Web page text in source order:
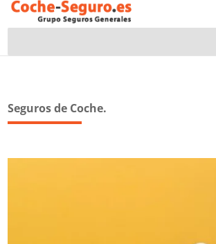
Seguros de Coche.